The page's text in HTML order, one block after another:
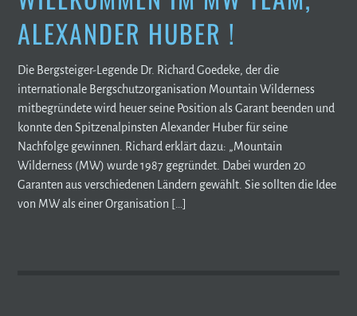
ALEXANDER HUBER !
Die Bergsteiger-Legende Dr. Richard Goedeke, der die
internationale Bergschutzorganisation Mountain Wilderness
mitbegründete wird heuer seine Position als Garant beenden und
konnte den Spitzenalpinsten Alexander Huber für seine
Nachfolge gewinnen. Richard erklärt dazu: „Mountain
Wilderness (MW) wurde 1987 gegründet. Dabei wurden 20
Garanten aus verschiedenen Ländern gewählt. Sie sollten die Idee
von MW als einer Organisation […]